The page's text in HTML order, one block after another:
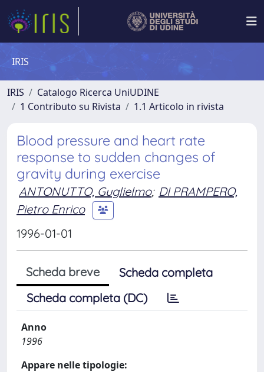
IRIS
IRIS
Catalogo Ricerca UniUDINE
1 Contributo su Rivista
1.1 Articolo in rivista
Blood pressure and heart rate
response to sudden changes of
gravity during exercise
ANTONUTTO, Guglielmo; DI PRAMPERO,
Pietro Enrico
1996-01-01
Scheda breve
Scheda completa
Scheda completa (DC)
Anno
1996
Appare nelle tipologie: